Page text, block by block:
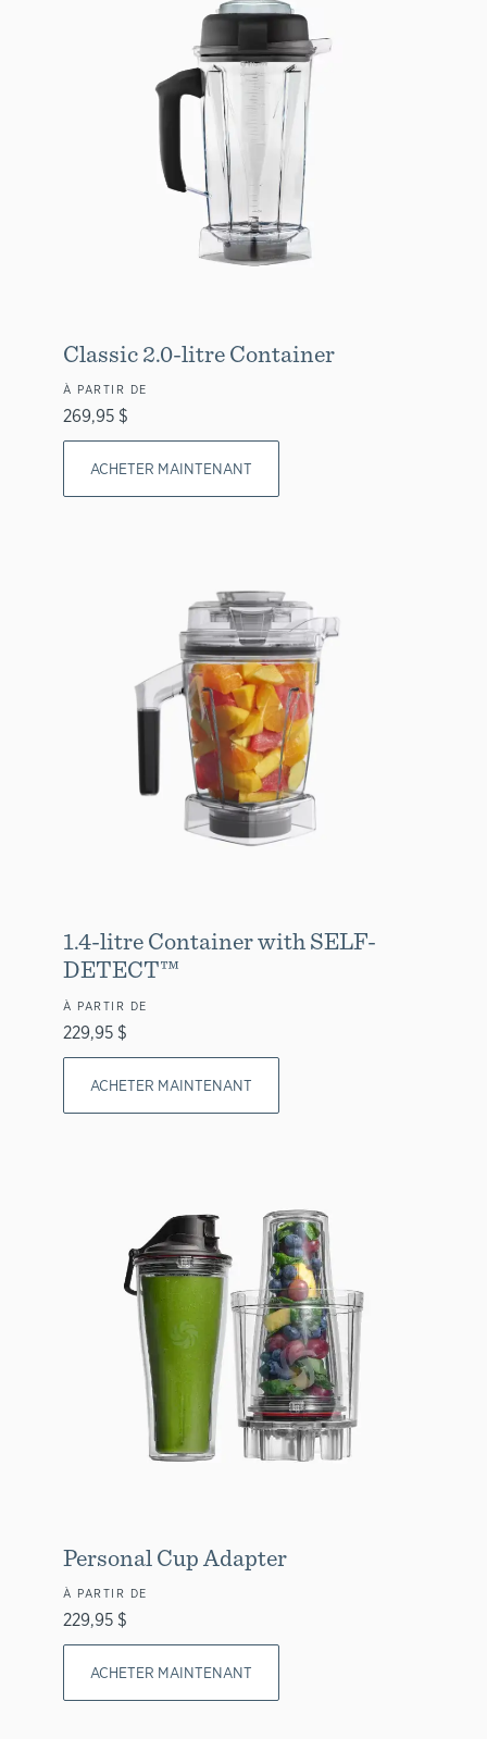
Classic 2.0-litre Container
À PARTIR DE
269,95 $
ACHETER MAINTENANT
1.4-litre Container with SELF-
DETECT™
À PARTIR DE
229,95 $
ACHETER MAINTENANT
Personal Cup Adapter
À PARTIR DE
229,95 $
ACHETER MAINTENANT